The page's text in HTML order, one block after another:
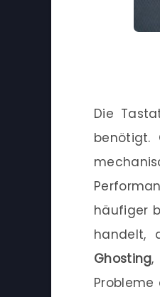
Die
benötigt.
häufiger
handelt,
Ghosting,